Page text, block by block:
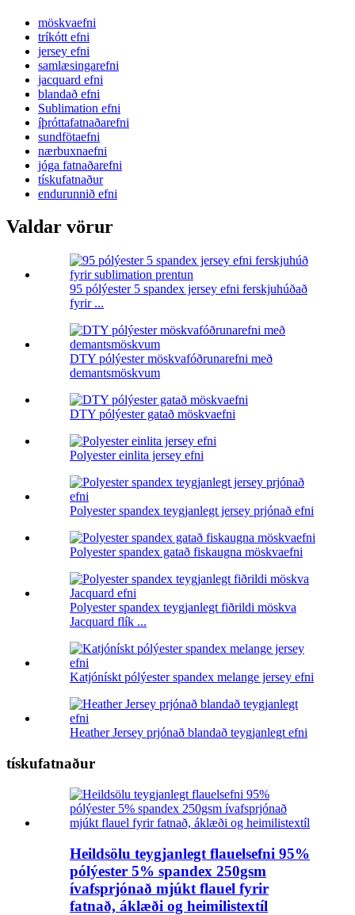
möskvaefni
tríkótt efni
jersey efni
samlæsingarefni
jacquard efni
blandað efni
Sublimation efni
íþróttafatnaðarefni
sundfötaefni
nærbuxnaefni
jóga fatnaðarefni
tískufatnaður
endurunnið efni
Valdar vörur
95 pólýester 5 spandex jersey efni ferskjuhúðað
fyrir ...
DTY pólýester möskvafóðrunarefni með
demantsmöskvum
DTY pólýester gatað möskvaefni
Polyester einlita jersey efni
Polyester spandex teygjanlegt jersey prjónað efni
Polyester spandex gatað fiskaugna möskvaefni
Polyester spandex teygjanlegt fiðrildi möskva
Jacquard flík ...
Katjónískt pólýester spandex melange jersey efni
Heather Jersey prjónað blandað teygjanlegt efni
tískufatnaður
Heildsölu teygjanlegt flauelsefni 95%
pólýester 5% spandex 250gsm
ívafsprjónað mjúkt flauel fyrir
fatnað, áklæði og heimilistextíl